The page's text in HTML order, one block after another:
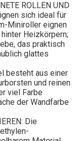
ROLLEN UND
sich ideal für
Miniroller eignen
Heizkörpern;
das praktisch
glattes
besteht aus einer
und reinen
viel Farbe
der Wandfarbe
Die